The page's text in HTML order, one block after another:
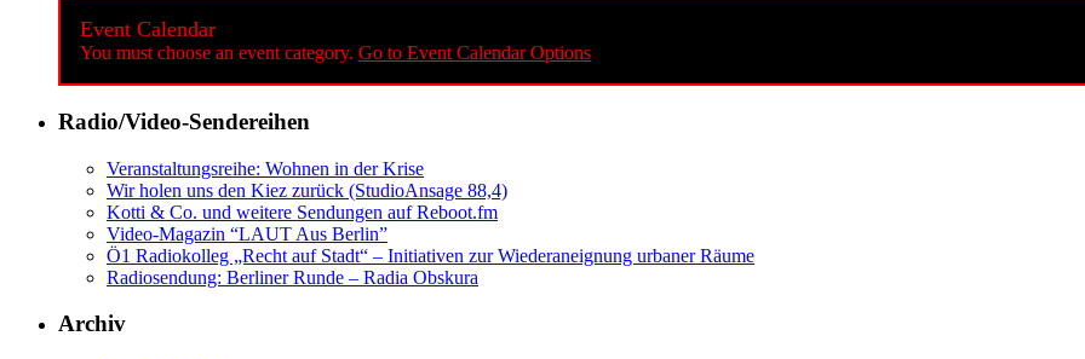
Event Calendar
You must choose an event category. Go to Event Calendar Options
Radio/Video-Sendereihen
Veranstaltungsreihe: Wohnen in der Krise
Wir holen uns den Kiez zurück (StudioAnsage 88,4)
Kotti & Co. und weitere Sendungen auf Reboot.fm
Video-Magazin “LAUT Aus Berlin”
Ö1 Radiokolleg „Recht auf Stadt“ – Initiativen zur Wiederaneignung urbaner Räume
Radiosendung: Berliner Runde – Radia Obskura
Archiv